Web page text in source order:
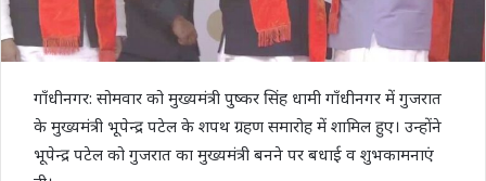
गाँधीनगर: सोमवार को मुख्यमंत्री पुष्कर सिंह धामी गाँधीनगर में गुजरात
के मुख्यमंत्री भूपेन्द्र पटेल के शपथ ग्रहण समारोह में शामिल हुए। उन्होंने
भूपेन्द्र पटेल को गुजरात का मुख्यमंत्री बनने पर बधाई व शुभकामनाएं